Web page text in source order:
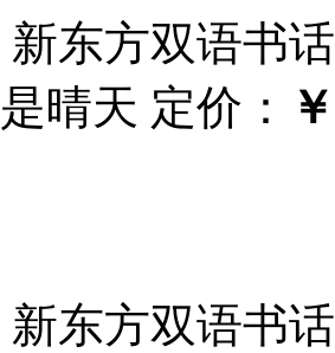
新东方双语书
晴天 定价：
新东方双语书